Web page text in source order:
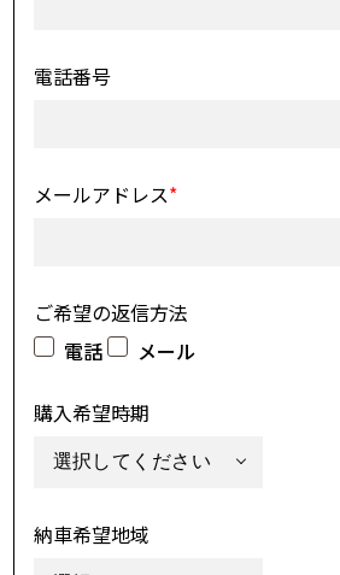
電話番号
メールアドレス*
ご希望の返信方法
電話
メール
購入希望時期
納車希望地域